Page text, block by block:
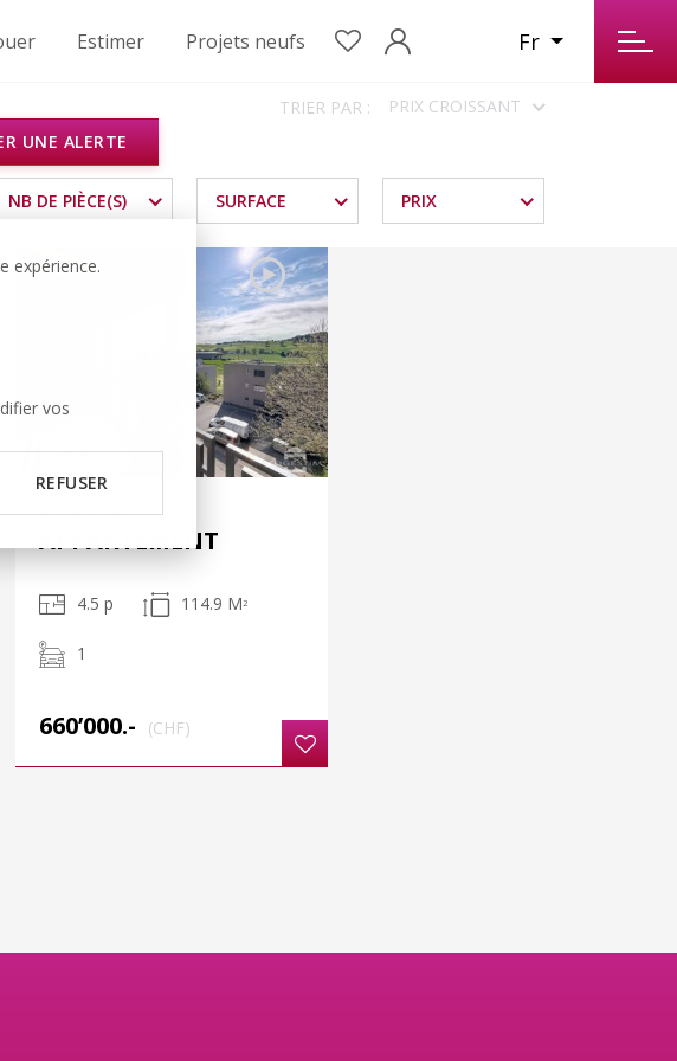
expérience.
vos
REFUSER
Estimer Projets neufs Fr
UNE ALERTE
TRIER PAR : PRIX CROISSANT
NB DE PIÈCE(S) SURFACE PRIX
Romont FR
APPARTEMENT
4.5 p 114.9 M 2
1
660’000.- (CHF)